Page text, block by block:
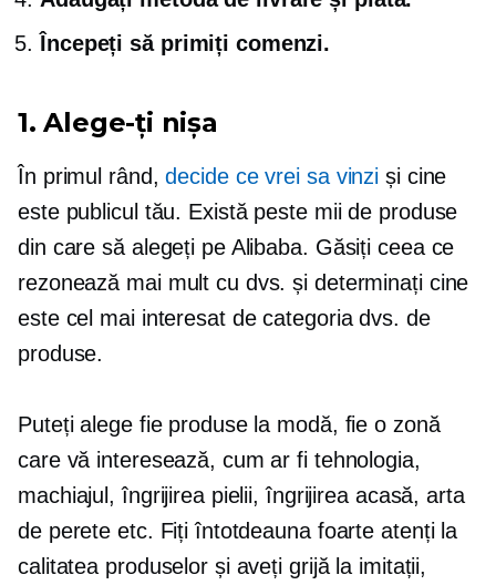
Începeți să primiți comenzi.
1. Alege-ți nișa
În primul rând,decide ce vrei sa vinzi și cine
este publicul tău. Există peste mii de produse
din care să alegeți pe Alibaba. Găsiți ceea ce
rezonează mai mult cu dvs. și determinați cine
este cel mai interesat de categoria dvs. de
produse.
Puteți alege fie produse la modă, fie o zonă
care vă interesează, cum ar fi tehnologia,
machiajul, îngrijirea pielii, îngrijirea acasă, arta
de perete etc. Fiți întotdeauna foarte atenți la
calitatea produselor și aveți grijă la imitații,